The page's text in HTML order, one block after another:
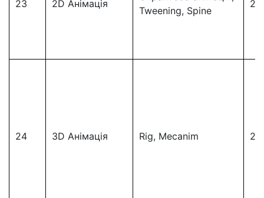
23 2D Анімація
Tweening, Spine
23
24 3D Анімація Rig, Mecanim 24